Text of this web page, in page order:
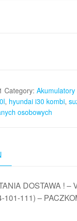
Category:
, hyundai i30 kombi,
osobowych
DOSTAWA ! –
111) –